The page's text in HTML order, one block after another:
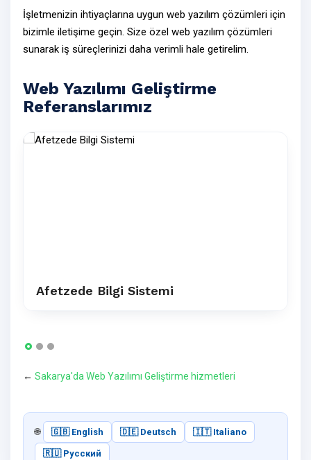
İşletmenizin ihtiyaçlarına uygun web yazılım çözümleri için
bizimle iletişime geçin. Size özel web yazılım çözümleri
sunarak iş süreçlerinizi daha verimli hale getirelim.
Web Yazılımı Geliştirme
Referanslarımız
Afetzede Bilgi Sistemi
← Sakarya'da Web Yazılımı Geliştirme hizmetleri
🌐 🇬🇧 English 🇩🇪 Deutsch 🇮🇹 Italiano
🇷🇺 Русский